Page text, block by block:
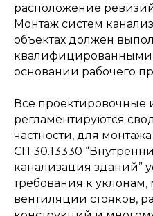
расположение
Монтаж систем
объектах должен
квалифицированными
основании рабочего
Все
регламентируются
частности, для
СП 30.13330
канализация зданий”
требования к уклонам,
вентиляции стояков,
Техническое
обслуживание и